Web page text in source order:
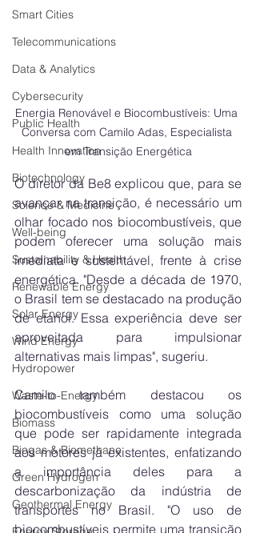
Smart Cities
Telecommunications
Data & Analytics
Cybersecurity
Public Health
Health Innovation
Biotechnology
Science & Medicine
Well-being
Sustainability & Health
Renewable Energy
Solar Energy
Wind Energy
Hydropower
Waste-to-Energy
Biomass
Biogas & Biomethane
Green Hydrogen
Geothermal Energy
Energia Renovável e Biocombustíveis: Uma
Conversa com Camilo Adas, Especialista
em Transição Energética
O diretor da Be8 explicou que, para se
avançar na transição, é necessário um
olhar focado nos biocombustíveis, que
podem oferecer uma solução mais
imediata e sustentável, frente à crise
energética. "Desde a década de 1970,
o Brasil tem se destacado na produção
de etanol. Essa experiência deve ser
aproveitada para impulsionar
alternativas mais limpas", sugeriu.
Camilo também destacou os
biocombustíveis como uma solução
que pode ser rapidamente integrada
aos motores já existentes, enfatizando
a importância deles para a
descarbonização da indústria de
transportes no Brasil. "O uso de
biocombustíveis permite uma transição